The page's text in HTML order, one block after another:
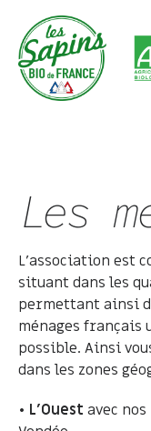
Les
L’association est
situant dans les
permettant ainsi
ménages français
possible. Ainsi
dans les zones
• L’Ouest avec